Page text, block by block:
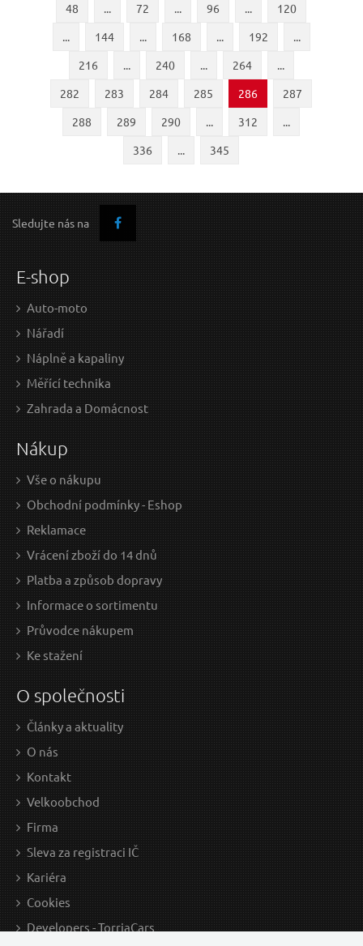
48
... 72 ... 96 ...
120
...
144 ... 168 ... 192
...
216
... 240 ... 264
...
282
283 284 285 286
287
288
289 290 ... 312
...
336
... 345
Sledujte nás na
E-shop
Auto-moto
Nářadí
Náplně a kapaliny
Měřící technika
Zahrada a Domácnost
Nákup
Vše o nákupu
Obchodní podmínky - Eshop
Reklamace
Vrácení zboží do 14 dnů
Platba a způsob dopravy
Informace o sortimentu
Průvodce nákupem
Ke stažení
O společnosti
Články a aktuality
O nás
Kontakt
Velkoobchod
Firma
Sleva za registraci IČ
Kariéra
Cookies
Developers - TorriaCars